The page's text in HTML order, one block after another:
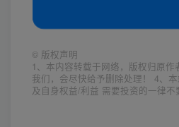
© 版权声明
1、本内容转载于网络，版权归原
我们，会尽快给予删除处理！ 4、
及自身权益/利益 需要投资的一律